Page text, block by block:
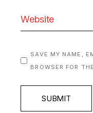
SAVE MY NAME,
BROWSER FOR
SUBMIT